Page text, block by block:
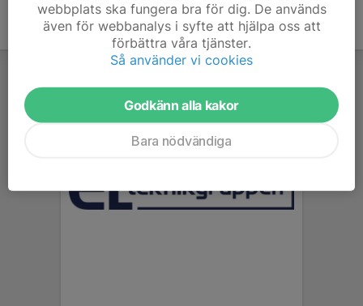
webbplats ska fungera bra för dig. De används
även för webbanalys i syfte att hjälpa oss att
förbättra våra tjänster.
Så använder vi cookies
Godkänn alla kakor
Bara nödvändiga